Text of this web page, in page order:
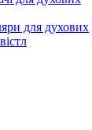
для духових